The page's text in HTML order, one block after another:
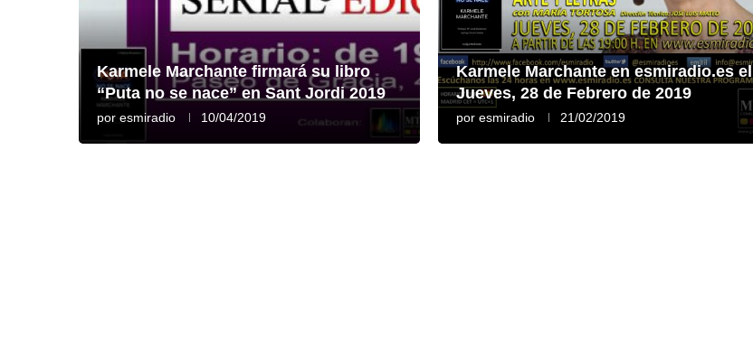
Karmele Marchante firmará su libro
“Puta no se nace” en Sant Jordi 2019
por esmiradio 10/04/2019
Karmele Marchante en esmiradio.es el
Jueves, 28 de Febrero de 2019
por esmiradio 21/02/2019